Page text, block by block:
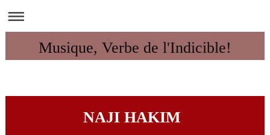
Musique, Verbe de l'Indicible!
NAJI HAKIM